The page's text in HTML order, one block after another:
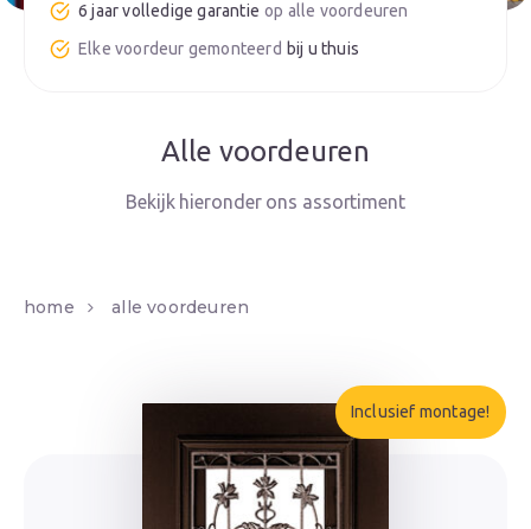
6 jaar volledige garantie
bij u thuis
Alle voordeuren
home alle voordeuren
Inclusief montage!